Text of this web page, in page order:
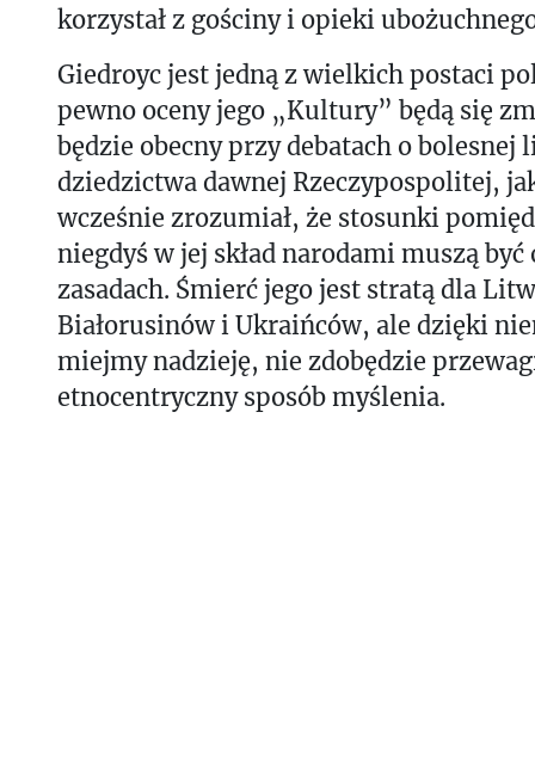
korzystał z gościny i opieki
Giedroyc jest jedną z wielkich postaci
pewno oceny jego „Kultury” będą się
będzie obecny przy debatach o bolesnej
dziedzictwa dawnej Rzeczypospolitej,
wcześnie zrozumiał, że stosunki
niegdyś w jej skład narodami muszą
zasadach. Śmierć jego jest stratą dla
Białorusinów i Ukraińców, ale dzięki
miejmy nadzieję, nie zdobędzie
etnocentryczny sposób myślenia.